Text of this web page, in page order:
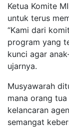
Ketua Komite
untuk terus
“Kami dari
program yang
kunci agar
ujarnya.
Musyawarah
mana orang
kelancaran
semangat